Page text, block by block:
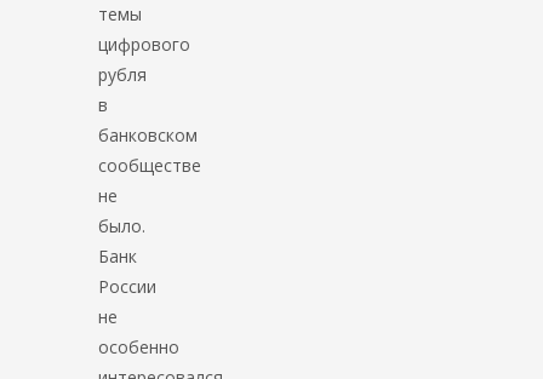
темы
цифрового
рубля
в
банковском
сообществе
не
было.
Банк
России
не
особенно